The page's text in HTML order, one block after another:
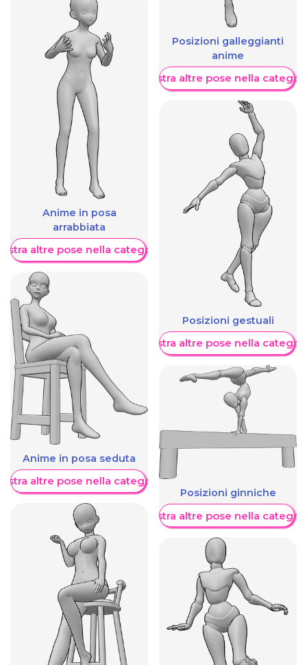
Anime in posa
arrabbiata
altre pose nella categoria
Anime in posa seduta
altre pose nella categoria
Posizioni galleggianti
anime
Mostra altre pose nella
Posizioni gestuali
Mostra altre pose nella
Posizioni ginniche
Mostra altre pose nella